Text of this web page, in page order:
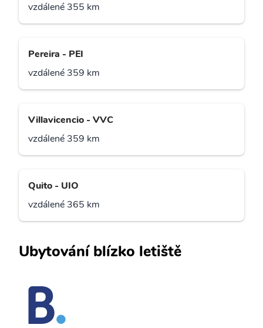
vzdálené 355 km
Pereira - PEI
vzdálené 359 km
Villavicencio - VVC
vzdálené 359 km
Quito - UIO
vzdálené 365 km
Ubytování blízko letiště